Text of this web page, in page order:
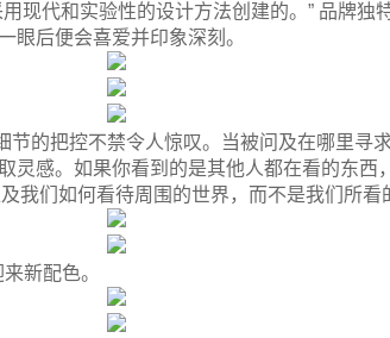
现代和实验性的设计方法创建的。” 品牌独
眼后便会喜爱并印象深刻。
的把控不禁令人惊叹。当被问及在哪里寻
灵感。如果你看到的是其他人都在看的东西
我们如何看待周围的世界，而不是我们所看
新配色。